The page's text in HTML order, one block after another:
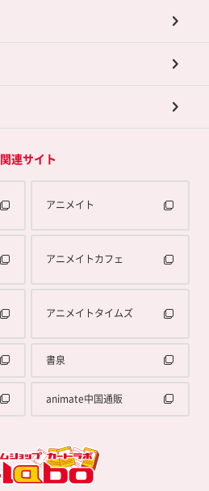
関連サイト
アニメイト
アニメイトカフェ
アニメイトタイムズ
書泉
animate中国通販